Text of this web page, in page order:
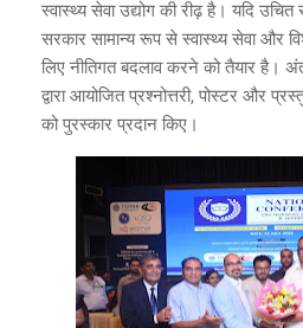
स्वास्थ्य सेवा उद्योग की रीढ़ है। यदि
सरकार सामान्य रूप से स्वास्थ्य सेवा और
लिए नीतिगत बदलाव करने को तैयार है।
द्वारा आयोजित प्रश्नोत्तरी, पोस्टर और
को पुरस्कार प्रदान किए।